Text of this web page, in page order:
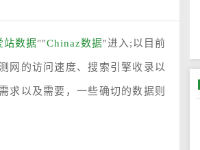
站数据""Chinaz数据"进入;以目前
网的访问速度、搜索引擎收录以
求以及需要，一些确切的数据则